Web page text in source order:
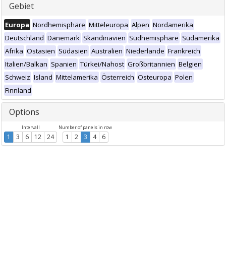
Gebiet
Europa Nordhemisphäre Mitteleuropa Alpen Nordamerika
Deutschland Dänemark Skandinavien Südhemisphäre Südamerika
Afrika Ostasien Südasien Australien Niederlande Frankreich
Italien/Balkan Spanien Türkei/Nahost Großbritannien Belgien
Schweiz Island Mittelamerika Österreich Osteuropa Polen
Finnland
Options
Intervall
1 3 6 12 24
Number of panels in row
1 2 3 4 6